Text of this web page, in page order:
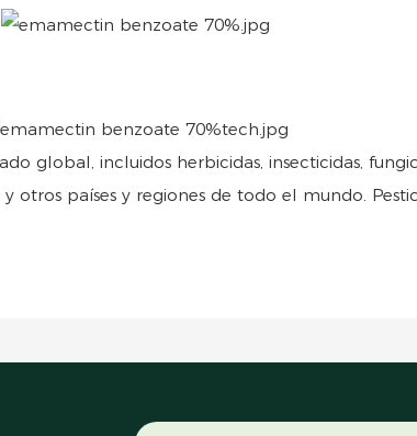
global, incluidos herbicidas, insecticidas,
otros países y regiones de todo el mundo.